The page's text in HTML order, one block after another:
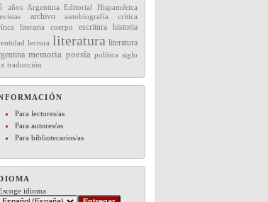
años
Argentina Editorial
Hispamérica
archivo autobiografía crítica
literaria cuerpo escritura historia
lectura literatura literatura
memoria poesía política siglo
traducción
Para lectores/as
Para autores/as
Para bibliotecarios/as
idioma